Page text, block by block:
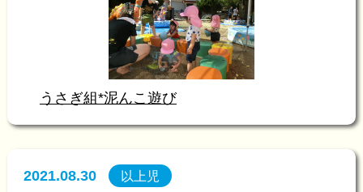
うさぎ組*泥んこ遊び
2021.08.30 以上児